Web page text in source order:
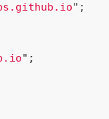
" ;
" ;